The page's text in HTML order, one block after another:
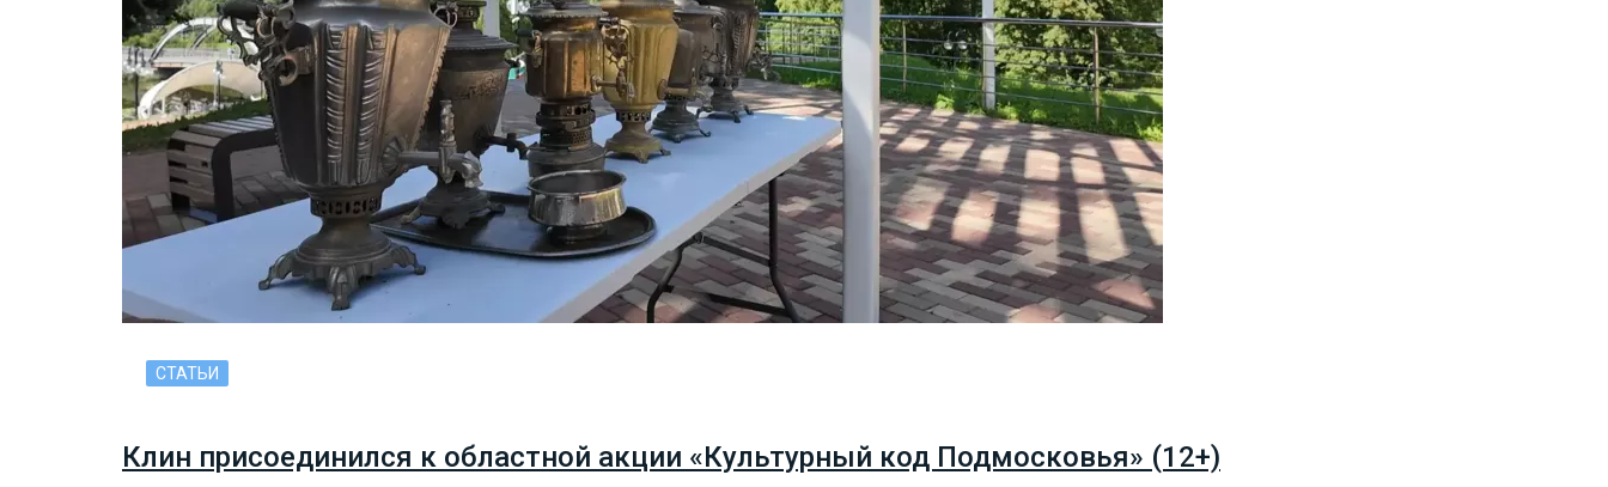
СТАТЬИ
Клин присоединился к областной акции «Культурный код Подмосковья» (12+)